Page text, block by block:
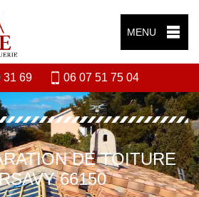
MENU
31 69 06 07 51 75 04
DE TOITURE
66150